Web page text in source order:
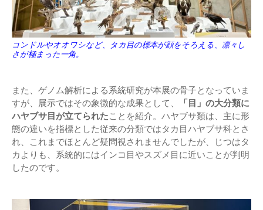
コンドルやオオワシなど、タカ目の標本が顔をそろえる、凛々し
さが極まった一角。
また、ゲノム解析による系統研究が本展の骨子となっていま
すが、展示ではその象徴的な成果として、
「目」の大分類に
ハヤブサ目が立てられたことを紹介。ハヤブサ類は、主に形
態の違いを指標とした従来の分類ではタカ目ハヤブサ科とさ
れ、これまでほとんど疑問視されませんでしたが、じつはタ
カよりも、系統的にはインコ目やスズメ目に近いことが判明
したのです。